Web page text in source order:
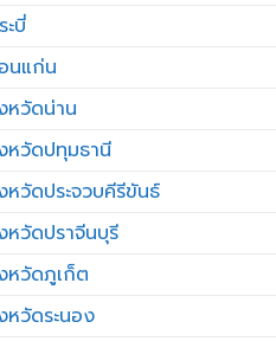
บี่
นแก่น
หวัดน่าน
หวัดปทุมธานี
วัดประจวบคีรีขันธ์
หวัดปราจีนบุรี
หวัดภูเก็ต
หวัดระนอง